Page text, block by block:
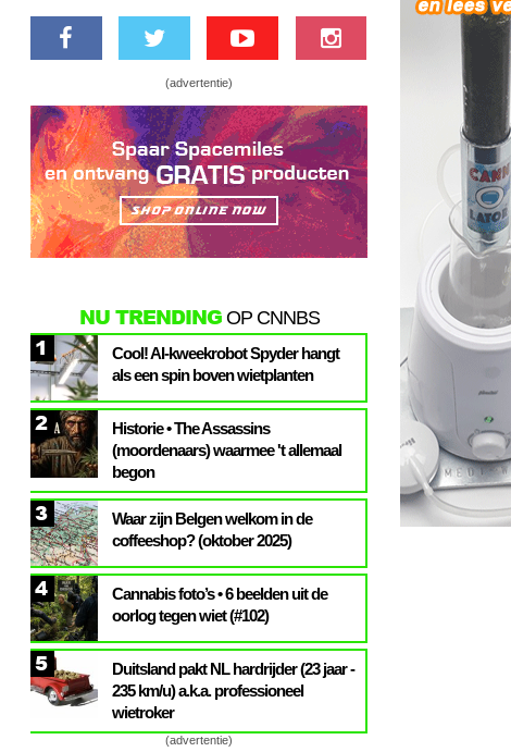
(advertentie)
NU TRENDINGOP CNNBS
1
Cool! AI-kweekrobot Spyder hangt
als een spin boven wietplanten
2
Historie • The Assassins
(moordenaars) waarmee 't allemaal
begon
3
Waar zijn Belgen welkom in de
coffeeshop? (oktober 2025)
4
Cannabis foto’s • 6 beelden uit de
oorlog tegen wiet (#102)
5
Duitsland pakt NL hardrijder (23 jaar -
235 km/u) a.k.a. professioneel
wietroker
(advertentie)